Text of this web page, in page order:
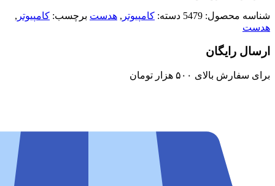
شناسه محصول: 5479 دسته: کامپیوتر , هدست برچسب: کامپیوتر ,
هدست
ارسال رایگان
برای سفارش‌ بالای ۵۰۰ هزار تومان